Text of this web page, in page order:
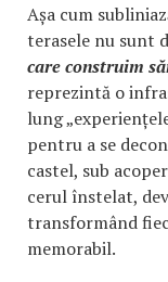
Așa cum
terasele nu sunt
care construim
reprezintă o
lung
pentru a se
castel, sub
cerul înstelat,
transformând
memorabil.